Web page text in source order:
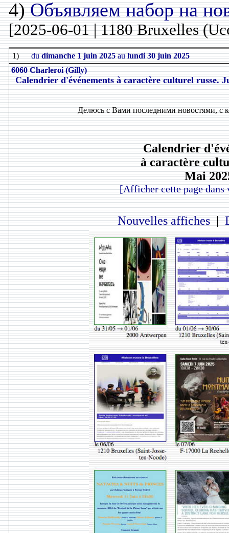
4)Объявляем набор на
[2025-06-01 | 1180 Bruxelles
1) dudimanche 1 juin 2025aulundi 30 juin 2025
6060 Charleroi (Gilly)
Calendrier d'événements à caractère culturel russe.
Делюсь с Вами последними новостями, с
Calendrier
à caractère
Mai
[Afficher cette page dans
Nouvelles affiches|